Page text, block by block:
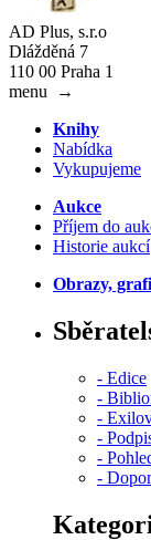
AD Plus, s.r.o
Dlážděná 7
110 00 Praha 1
menu
→
Knihy
Nabídka
Vykupujeme
Aukce
Příjem do
Historie aukcí
Obrazy,
- Edice
-
-
-
-
-